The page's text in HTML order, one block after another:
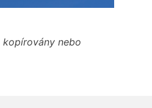
nebo